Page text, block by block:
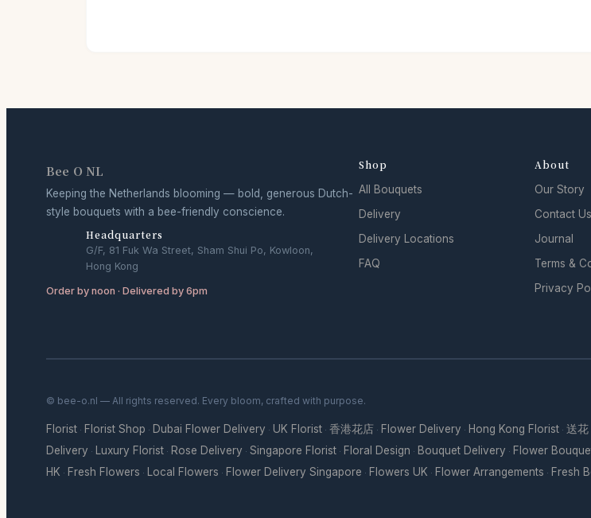
Bee O NL
Keeping the Netherlands blooming — bold, generous Dutch-
style bouquets with a bee-friendly conscience.
Headquarters
G/F, 81 Fuk Wa Street, Sham Shui Po, Kowloon,
Hong Kong
Order by noon · Delivered by 6pm
Shop
All Bouquets
Delivery
Delivery Locations
FAQ
About
Our Story
Contact Us
Journal
Terms &
Privacy
© bee-o.nl — All rights reserved. Every bloom, crafted with purpose.
Florist · Florist Shop · Dubai Flower Delivery · UK Florist · 香港花店 · Flower Delivery · Hong Kong Florist · 送花
Delivery · Luxury Florist · Rose Delivery · Singapore Florist · Floral Design · Bouquet Delivery · Flower
HK · Fresh Flowers · Local Flowers · Flower Delivery Singapore · Flowers UK · Flower Arrangements · Fresh